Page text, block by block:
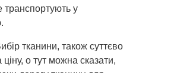
транспортують у
тканини, також суттєво
о тут можна сказати,